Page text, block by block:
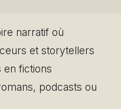
narratif où
et storytellers
fictions
podcasts ou